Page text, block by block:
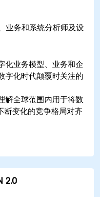
业务和系统分析师及设
化业务模型、业务和企
字化时代颠覆时关注的
解全球范围内用于将数
断变化的竞争格局对齐
2.0